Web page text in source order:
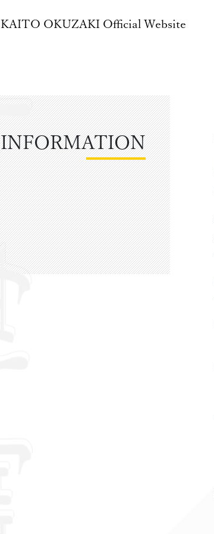
KAITO OKUZAKI Official Website
INFORMATION